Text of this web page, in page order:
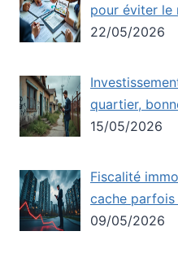
pour éviter le
22/05/2026
quartier,
15/05/2026
Fiscalité
cache
09/05/2026